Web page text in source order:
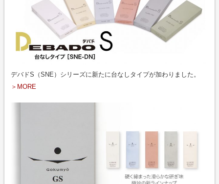
デバドS（SNE）シリーズに新たに台なしタイプが加わりました。
＞MORE